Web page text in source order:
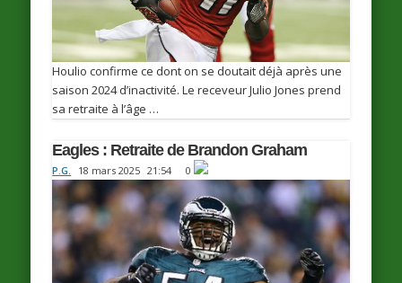
Houlio confirme ce dont on se doutait déjà après une
saison 2024 d’inactivité. Le receveur Julio Jones prend
sa retraite à l’âge …
Eagles : Retraite de Brandon Graham
P.G. 18 mars 2025 21:54 0